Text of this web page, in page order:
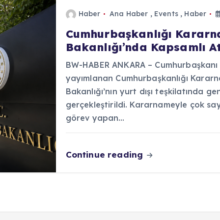
Haber Ana Haber , Events, Haber
Cumhurbaşkanlığı
Bakanlığı’nda Kapsamlı
BW-HABER ANKARA –
yayımlanan Cumhurbaşkanlığı
Bakanlığı’nın yurt dışı teşkilatında
gerçekleştirildi. Kararnameyle çok
görev yapan…
Continue reading